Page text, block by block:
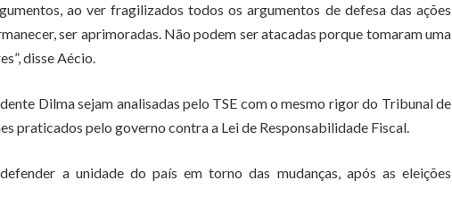
ao ver fragilizados todos os argumentos de defesa das ações
ser aprimoradas. Não podem ser atacadas porque tomaram uma
disse Aécio.
Dilma sejam analisadas pelo TSE com o mesmo rigor do Tribunal de
praticados pelo governo contra a Lei de Responsabilidade Fiscal.
a unidade do país em torno das mudanças, após as eleições